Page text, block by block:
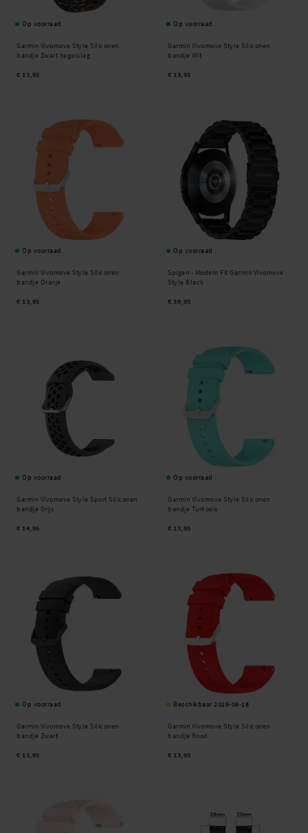
Op voorraad
Garmin Vivomove Style Siliconen
bandje Zwart hagelslag
€ 13,95
Op voorraad
Garmin Vivomove Style Siliconen
bandje Wit
€ 13,95
Op voorraad
Garmin Vivomove Style Siliconen
bandje Oranje
€ 13,95
Op voorraad
Spigen - Modern Fit Garmin Vivomove
Style Black
€ 39,95
Op voorraad
Garmin Vivomove Style Sport Siliconen
bandje Grijs
€ 14,95
Op voorraad
Garmin Vivomove Style Siliconen
bandje Turkoois
€ 13,95
Op voorraad
Garmin Vivomove Style Siliconen
bandje Zwart
€ 13,95
Beschikbaar 2026-08-18
Garmin Vivomove Style Siliconen
bandje Rood
€ 13,95